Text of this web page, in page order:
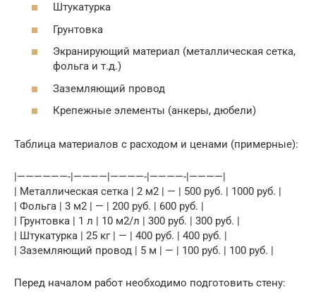
Штукатурка
Грунтовка
Экранирующий материал (металлическая сетка,
фольга и т.д.)
Заземляющий провод
Крепежные элементы (анкеры, дюбели)
Таблица материалов с расходом и ценами (примерные):
|——————-|————|————-|————-|————|
| Металлическая сетка | 2 м2 | — | 500 руб. | 1000 руб. |
| Фольга | 3 м2 | — | 200 руб. | 600 руб. |
| Грунтовка | 1 л | 10 м2/л | 300 руб. | 300 руб. |
| Штукатурка | 25 кг | — | 400 руб. | 400 руб. |
| Заземляющий провод | 5 м | — | 100 руб. | 100 руб. |
Перед началом работ необходимо подготовить стену: